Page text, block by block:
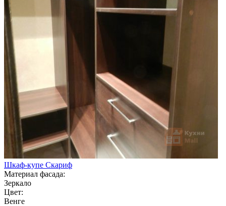
Шкаф-купе Скариф
Материал фасада:
Зеркало
Цвет:
Венге